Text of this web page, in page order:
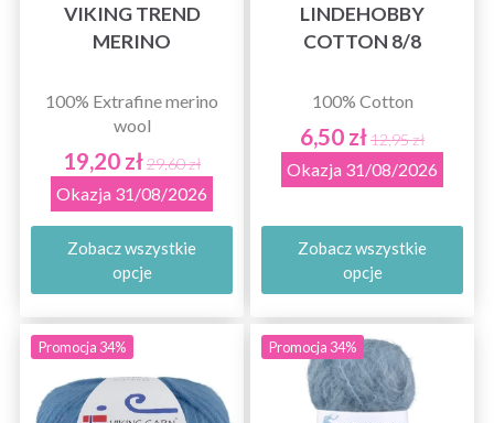
VIKING TREND
MERINO
100% Extrafine merino
wool
19,20 zł29,60 zł
Okazja 31/08/2026
Zobacz wszystkie
opcje
LINDEHOBBY
COTTON 8/8
100% Cotton
6,50 zł12,95 zł
Okazja 31/08/2026
Zobacz wszystkie
opcje
Promocja 34% Promocja 34%